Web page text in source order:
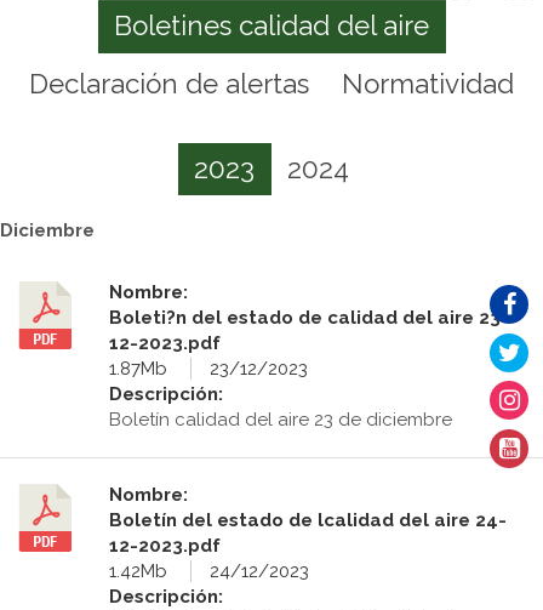
Boletines calidad del aire
Declaración de alertas
Normatividad
2023 2024
Diciembre
Nombre:
Boleti?n del estado de calidad del aire 23-
12-2023.pdf
1.87Mb
23/12/2023
Descripción:
Boletín calidad del aire 23 de diciembre
Nombre:
Boletín del estado de lcalidad del aire 24-
12-2023.pdf
1.42Mb
24/12/2023
Descripción: